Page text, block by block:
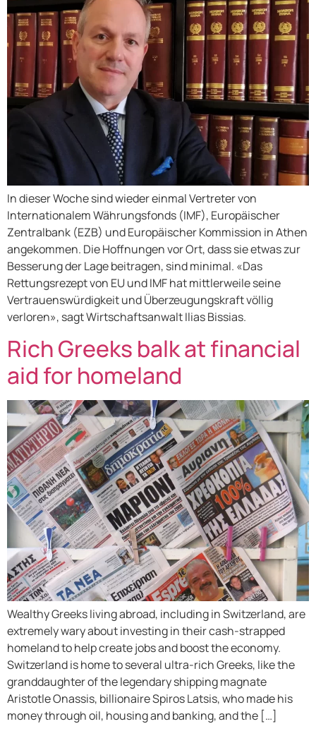
In dieser Woche sind wieder einmal Vertreter von
Internationalem Währungsfonds (IMF), Europäischer
Zentralbank (EZB) und Europäischer Kommission in Athen
angekommen. Die Hoffnungen vor Ort, dass sie etwas zur
Besserung der Lage beitragen, sind minimal. «Das
Rettungsrezept von EU und IMF hat mittlerweile seine
Vertrauenswürdigkeit und Überzeugungskraft völlig
verloren», sagt Wirtschaftsanwalt Ilias Bissias.
Rich Greeks balk at financial
aid for homeland
Wealthy Greeks living abroad, including in Switzerland, are
extremely wary about investing in their cash-strapped
homeland to help create jobs and boost the economy.
Switzerland is home to several ultra-rich Greeks, like the
granddaughter of the legendary shipping magnate
Aristotle Onassis, billionaire Spiros Latsis, who made his
money through oil, housing and banking, and the […]